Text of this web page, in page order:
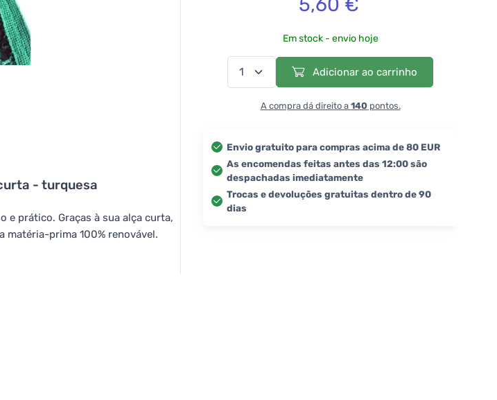
- turquesa
e prático. Graças à sua alça curta,
matéria-prima 100% renovável.
Em stock - envio hoje
Adicionar ao carrinho
A compra dá direito a 140pontos.
Envio gratuito para compras acima de 80 EUR
As encomendas feitas antes das 12:00 são
despachadas imediatamente
Trocas e devoluções gratuitas dentro de 90
dias